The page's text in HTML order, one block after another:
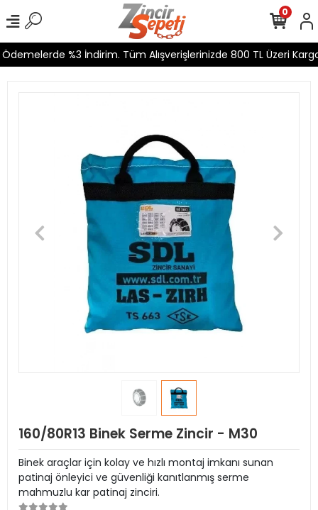
%3 İndirim. Tüm Alışverişlerinizde 800 TL Üzeri Kargo
0
160/80R13 Binek Serme Zincir - M30
Binek araçlar için kolay ve hızlı montaj imkanı sunan
patinaj önleyici ve güvenliği kanıtlanmış serme
mahmuzlu kar patinaj zinciri.